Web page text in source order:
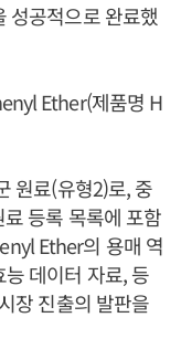
성공적으로 완료했
Ether(제품명 H
원료(유형2)로, 중
등록 목록에 포함
Ether의 용매 역
데이터 자료, 등
장 진출의 발판을